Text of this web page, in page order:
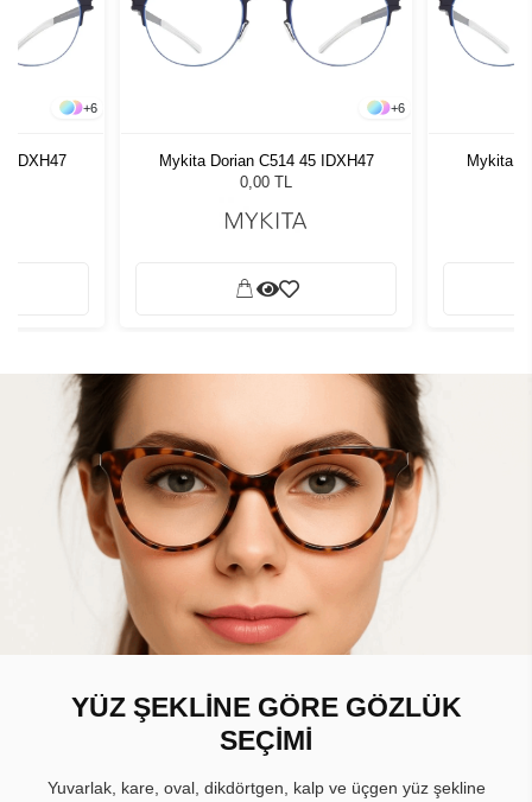
+6
IDXH47
+6
Mykita Dorian C514 45 IDXH47
0,00 TL
Mykita
YÜZ ŞEKLİNE GÖRE GÖZLÜK
SEÇİMİ
Yuvarlak, kare, oval, dikdörtgen, kalp ve üçgen yüz şekline